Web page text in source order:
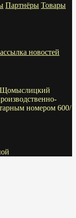
Партнёры Товары
новостей
Щомыслицкий
номером 600/